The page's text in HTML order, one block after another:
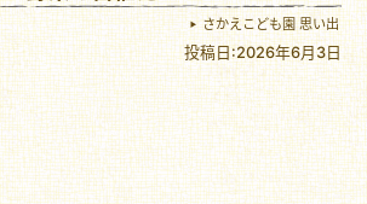
さかえこども園 思い出
投稿日:2026年6月3日